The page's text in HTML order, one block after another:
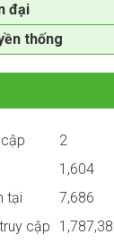
đại
thống
2
1,604
tại
7,686
cập